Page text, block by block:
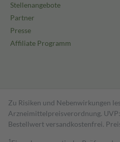
Stellenangebote
Partner
Presse
Affiliate Programm
Zu Risiken und Nebenwirkungen
Arzneimittelpreisverordnung.
Bestell­wert versand­kosten­frei.